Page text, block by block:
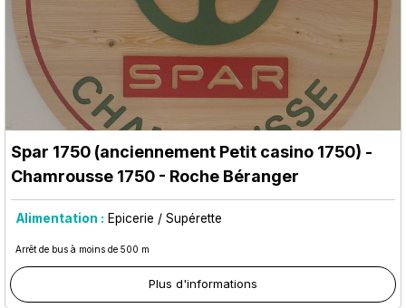
Spar 1750 (anciennement Petit casino 1750) -
Chamrousse 1750 - Roche Béranger
Alimentation : Epicerie / Supérette
Arrêt de bus à moins de 500 m
Plus d'informations